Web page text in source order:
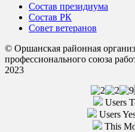
Состав президиума
Состав РК
Совет ветеранов
© Оршанская районная
профессионального союза
2023
Users
Users
This